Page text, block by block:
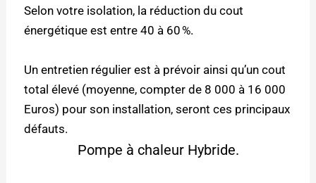
Selon votre isolation, la réduction du cout
énergétique est entre 40 à 60 %.
Un entretien régulier est à prévoir ainsi qu’un cout
total élevé (moyenne, compter de 8 000 à 16 000
Euros) pour son installation, seront ces principaux
défauts.
Pompe à chaleur Hybride.